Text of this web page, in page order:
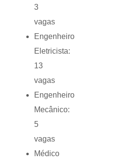
3
vagas
Engenheiro
Eletricista:
13
vagas
Engenheiro
Mecânico:
5
vagas
Médico